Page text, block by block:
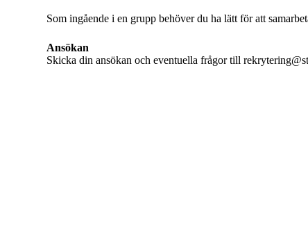
Som ingående i en grupp behöver du ha lätt för att
Ansökan
Skicka din ansökan och eventuella frågor till